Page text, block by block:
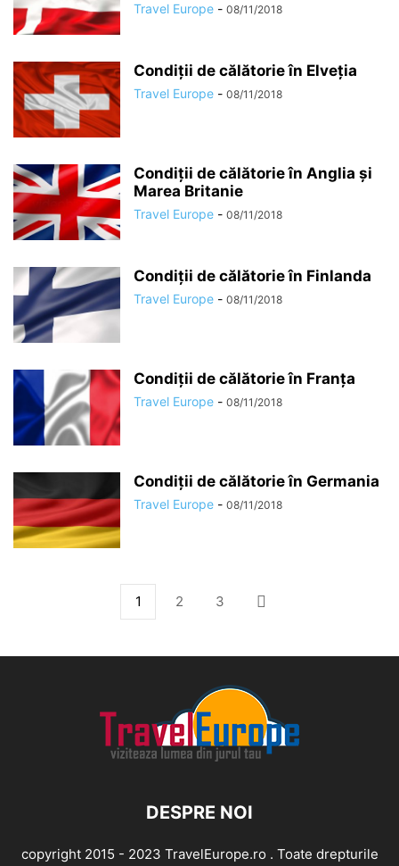
Travel Europe - 08/11/2018
Condiții de călătorie în Elveția
Travel Europe - 08/11/2018
Condiții de călătorie în Anglia și
Marea Britanie
Travel Europe - 08/11/2018
Condiții de călătorie în Finlanda
Travel Europe - 08/11/2018
Condiții de călătorie în Franța
Travel Europe - 08/11/2018
Condiții de călătorie în Germania
Travel Europe - 08/11/2018
1 2 3
DESPRE NOI
copyright 2015 - 2023 TravelEurope.ro . Toate drepturile